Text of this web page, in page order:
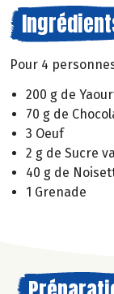
Pour 4
200 g de
70 g de
3 Oeuf
2 g de Sucre
40 g de
1 Grenade